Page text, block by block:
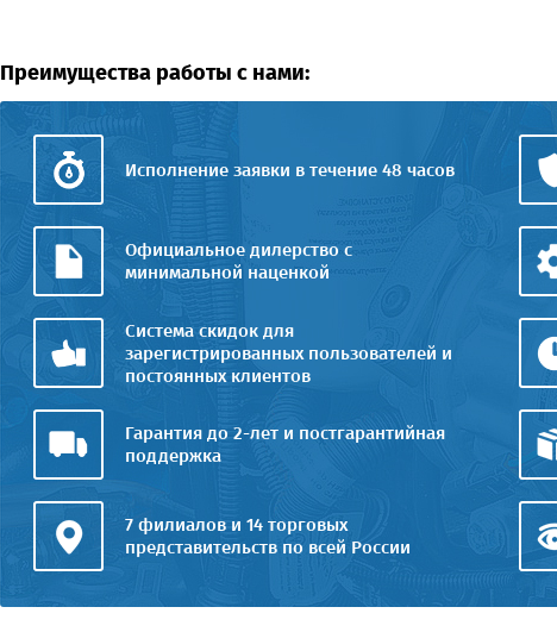
Преимущества работы с нами:
Исполнение заявки в течение 48 часов
Официальное дилерство с
минимальной наценкой
Система скидок для
зарегистрированных пользователей и
постоянных клиентов
Гарантия до 2-лет и постгарантийная
поддержка
7 филиалов и 14 торговых
представительств по всей России